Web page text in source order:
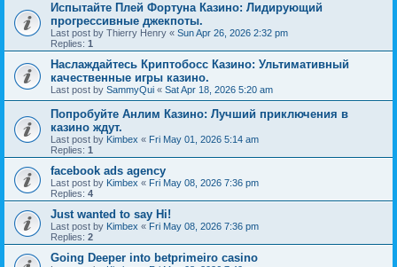
Испытайте Плей Фортуна Казино: Лидирующий
прогрессивные джекпоты.
Last post by Thierry Henry « Sun Apr 26, 2026 2:32 pm
Replies: 1
Наслаждайтесь Криптобосс Казино: Ультимативный
качественные игры казино.
Last post by SammyQui « Sat Apr 18, 2026 5:20 am
Попробуйте Анлим Казино: Лучший приключения в
казино ждут.
Last post by Kimbex « Fri May 01, 2026 5:14 am
Replies: 1
facebook ads agency
Last post by Kimbex « Fri May 08, 2026 7:36 pm
Replies: 4
Just wanted to say Hi!
Last post by Kimbex « Fri May 08, 2026 7:36 pm
Replies: 2
Going Deeper into betprimeiro casino